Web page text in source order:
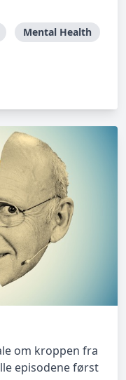
Mental Health
om kroppen fra
episodene først